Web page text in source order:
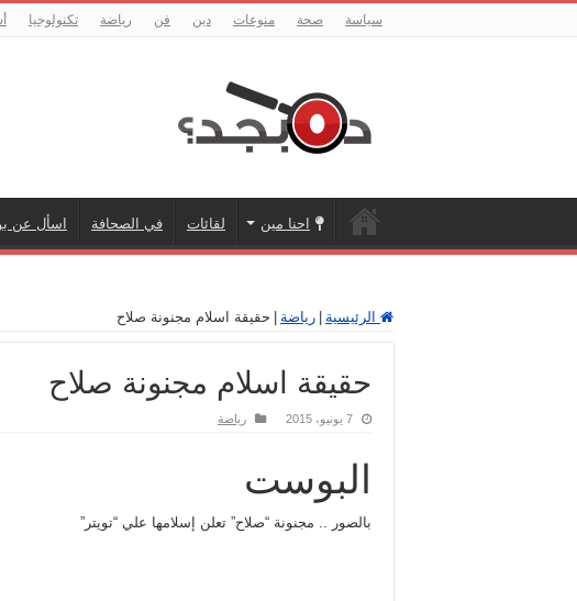
سياسة صحة منوعات دين فن رياضة تكنولوجيا
احنا مين لقائات في الصحافة اسأل عن
الرئيسية رياضة حقيقة اسلام مجنونة صلاح
حقيقة اسلام مجنونة صلاح
7 يونيو، 2015 رياضة
البوست
بالصور .. مجنونة “صلاح” تعلن إسلامها علي “تويتر”